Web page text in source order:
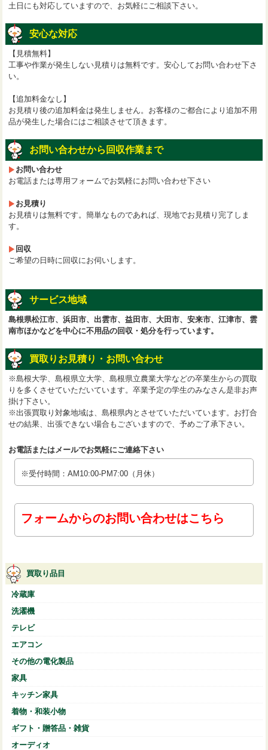
土日にも対応していますので、お気軽にご相談下さい。
安心な対応
【見積無料】
工事や作業が発生しない見積りは無料です。安心してお問い合わせ下さ
い。
【追加料金なし】
お見積り後の追加料金は発生しません。お客様のご都合により追加不用
品が発生した場合にはご相談させて頂きます。
お問い合わせから回収作業まで
お問い合わせ
お電話または専用フォームでお気軽にお問い合わせ下さい
お見積り
お見積りは無料です。簡単なものであれば、現地でお見積り完了しま
す。
回収
ご希望の日時に回収にお伺いします。
サービス地域
島根県松江市、浜田市、出雲市、益田市、大田市、安来市、江津市、雲
南市ほかなどを中心に不用品の回収・処分を行っています。
買取りお見積り・お問い合わせ
※島根大学、島根県立大学、島根県立農業大学などの卒業生からの買取
りを多くさせていただいています。卒業予定の学生のみなさん是非お声
掛け下さい。
※出張買取り対象地域は、島根県内とさせていただいています。お打合
せの結果、出張できない場合もございますので、予めご了承下さい。
お電話またはメールでお気軽にご連絡下さい
※受付時間：AM10:00-PM7:00（月休）
フォームからのお問い合わせはこちら
買取り品目
冷蔵庫
洗濯機
テレビ
エアコン
その他の電化製品
家具
キッチン家具
着物・和装小物
ギフト・贈答品・雑貨
オーディオ